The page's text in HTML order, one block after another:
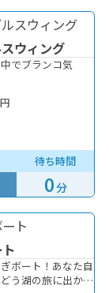
ウィング
でブランコ気
待ち時間
0分
ボート！あなた自
う湖の旅に出かけ
すべて選択